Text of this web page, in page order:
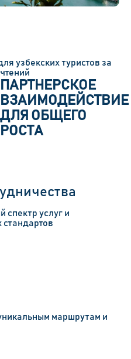
узбекских туристов за
ПАРТНЕРСКОЕ
ВЗАИМОДЕЙСТВИЕ
ДЛЯ ОБЩЕГО
РОСТА
спектр услуг и
маршрутам и